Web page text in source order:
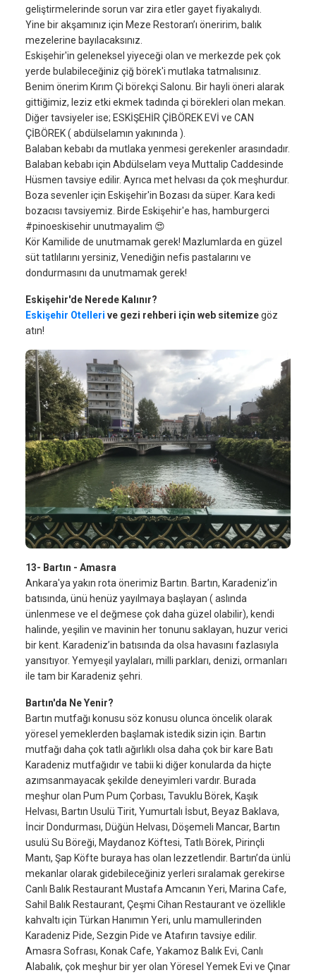
geliştirmelerinde sorun var zira etler gayet fiyakalıydı.
Yine bir akşamınız için Meze Restoran’ı öneririm, balık
mezelerine bayılacaksınız.
Eskişehir'in geleneksel yiyeceği olan ve merkezde pek çok
yerde bulabileceğiniz çiğ börek'i mutlaka tatmalısınız.
Benim önerim Kırım Çi börekçi Salonu. Bir hayli öneri alarak
gittiğimiz, leziz etki ekmek tadında çi börekleri olan mekan.
Diğer tavsiyeler ise; ESKİŞEHİR ÇİBÖREK EVİ ve CAN
ÇİBÖREK ( abdülselamın yakınında ).
Balaban kebabı da mutlaka yenmesi gerekenler arasındadır.
Balaban kebabı için Abdülselam veya Muttalip Caddesinde
Hüsmen tavsiye edilir. Ayrıca met helvası da çok meşhurdur.
Boza sevenler için Eskişehir'in Bozası da süper. Kara kedi
bozacısı tavsiyemiz. Birde Eskişehir'e has, hamburgerci
#pinoeskisehir unutmayalim 😍
Kör Kamilide de unutmamak gerek! Mazlumlarda en güzel
süt tatlılarını yersiniz, Venediğin nefis pastalarını ve
dondurmasını da unutmamak gerek!
Eskişehir'de Nerede Kalınır?
Eskişehir Otelleri ve gezi rehberi için web sitemizegöz
atın!
13- Bartın - Amasra
Ankara'ya yakın rota önerimiz Bartın. Bartın, Karadeniz’in
batısında, ünü henüz yayılmaya başlayan ( aslında
ünlenmese ve el değmese çok daha güzel olabilir), kendi
halinde, yeşilin ve mavinin her tonunu saklayan, huzur verici
bir kent. Karadeniz’in batısında da olsa havasını fazlasıyla
yansıtıyor. Yemyeşil yaylaları, milli parkları, denizi, ormanları
ile tam bir Karadeniz şehri.
Bartın'da Ne Yenir?
Bartın mutfağı konusu söz konusu olunca öncelik olarak
yöresel yemeklerden başlamak istedik sizin için. Bartın
mutfağı daha çok tatlı ağırlıklı olsa daha çok bir kare Batı
Karadeniz mutfağıdır ve tabii ki diğer konularda da hiçte
azımsanmayacak şekilde deneyimleri vardır. Burada
meşhur olan Pum Pum Çorbası, Tavuklu Börek, Kaşık
Helvası, Bartın Usulü Tirit, Yumurtalı İsbut, Beyaz Baklava,
İncir Dondurması, Düğün Helvası, Döşemeli Mancar, Bartın
usulü Su Böreği, Maydanoz Köftesi, Tatlı Börek, Pirinçli
Mantı, Şap Köfte buraya has olan lezzetlendir. Bartın’da ünlü
mekanlar olarak gidebileceğiniz yerleri sıralamak gerekirse
Canlı Balık Restaurant Mustafa Amcanın Yeri, Marina Cafe,
Sahil Balık Restaurant, Çeşmi Cihan Restaurant ve özellikle
kahvaltı için Türkan Hanımın Yeri, unlu mamullerinden
Karadeniz Pide, Sezgin Pide ve Atafırın tavsiye edilir.
Amasra Sofrası, Konak Cafe, Yakamoz Balık Evi, Canlı
Alabalık, çok meşhur bir yer olan Yöresel Yemek Evi ve Çınar